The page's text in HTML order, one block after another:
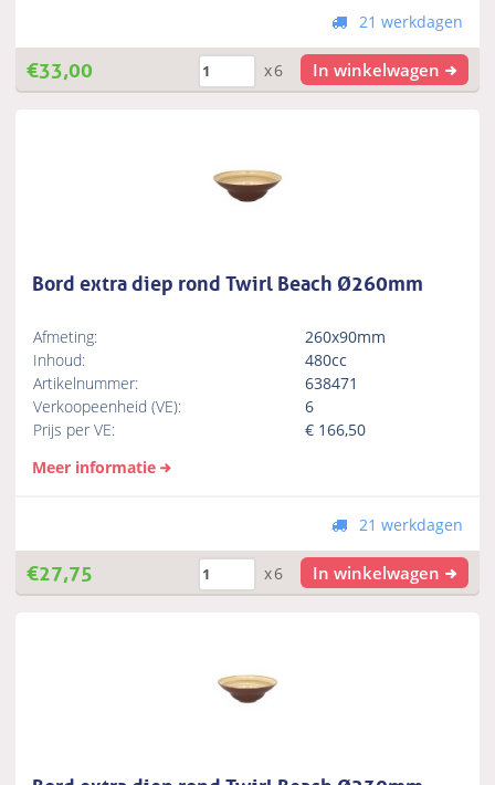
21 werkdagen
€33,00 x6 In winkelwagen
Bord extra diep rond Twirl Beach Ø260mm
Afmeting:
260x90mm
Inhoud:
480cc
Artikelnummer:
638471
Verkoopeenheid (VE):
6
Prijs per VE:
€ 166,50
Meer informatie
21 werkdagen
€27,75 x6 In winkelwagen